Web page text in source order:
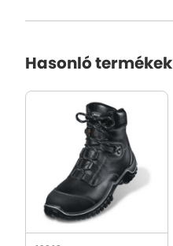
Hasonló termékek